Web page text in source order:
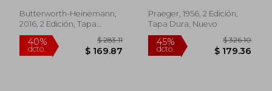
Butterworth-Heinemann,
2016, 2 Edición, Tapa
Blanda, Nuevo
Praeger, 1956, 2 Edición,
Tapa Dura, Nuevo